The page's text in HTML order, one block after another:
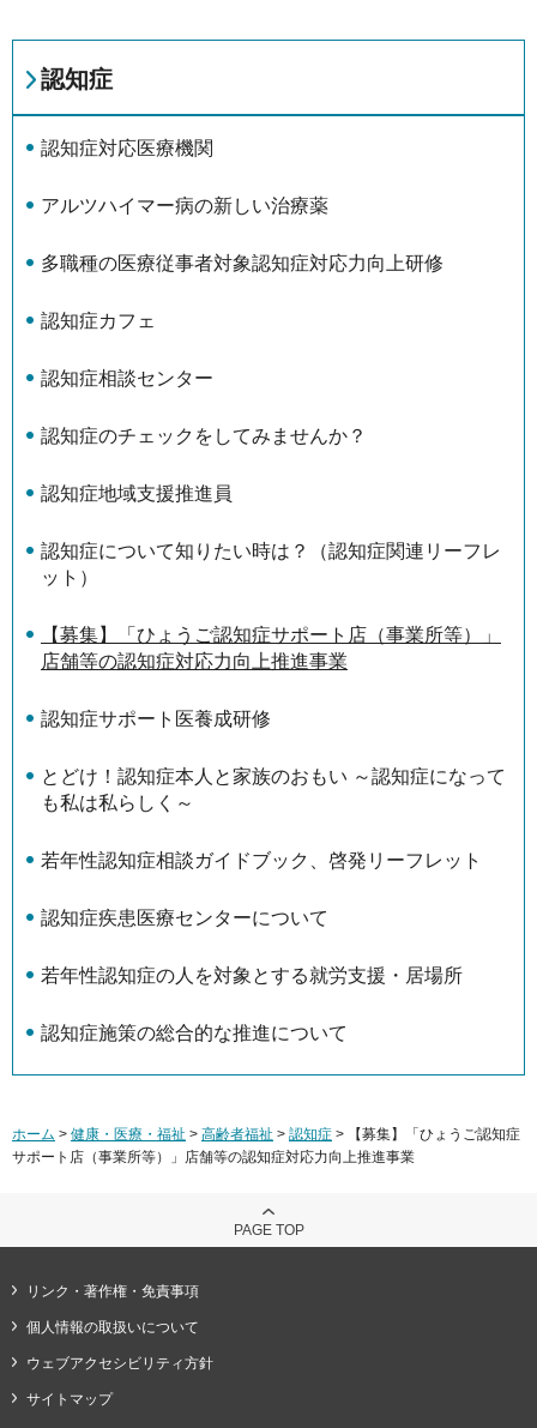
認知症
認知症対応医療機関
アルツハイマー病の新しい治療薬
多職種の医療従事者対象認知症対応力向上研修
認知症カフェ
認知症相談センター
認知症のチェックをしてみませんか？
認知症地域支援推進員
認知症について知りたい時は？（認知症関連リーフレ
ット）
【募集】「ひょうご認知症サポート店（事業所等）」
店舗等の認知症対応力向上推進事業
認知症サポート医養成研修
とどけ！認知症本人と家族のおもい ～認知症になって
も私は私らしく～
若年性認知症相談ガイドブック、啓発リーフレット
認知症疾患医療センターについて
若年性認知症の人を対象とする就労支援・居場所
認知症施策の総合的な推進について
ホーム > 健康・医療・福祉 > 高齢者福祉 > 認知症 > 【募集】「ひょうご認知症
サポート店（事業所等）」店舗等の認知症対応力向上推進事業
PAGE TOP
リンク・著作権・免責事項
個人情報の取扱いについて
ウェブアクセシビリティ方針
サイトマップ